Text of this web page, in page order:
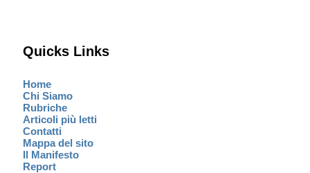
Quicks Links
Home
Chi Siamo
Rubriche
Articoli più letti
Contatti
Mappa del sito
Il Manifesto
Report